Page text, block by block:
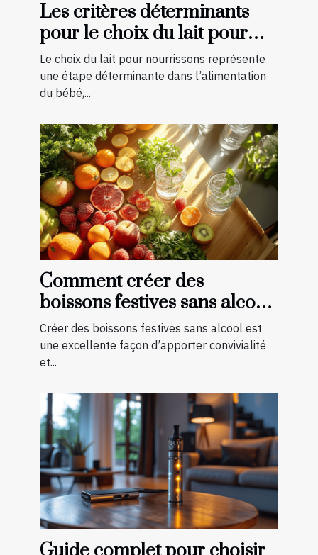
Les critères déterminants
pour le choix du lait pour
nourrissons
Le choix du lait pour nourrissons représente
une étape déterminante dans l’alimentation
du bébé,...
Comment créer des
boissons festives sans alcool
pour toutes les saisons
Créer des boissons festives sans alcool est
une excellente façon d’apporter convivialité
et...